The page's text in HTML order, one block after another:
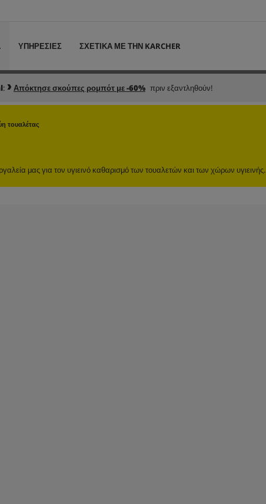
ΥΠΗΡΕΣΙΕΣ ΣΧΕΤΙΚΑ ΜΕ ΤΗΝ KARCHER
: Απόκτησε σκούπες ρομπότ με -60% πριν εξαντληθούν!
τουαλέτας
μας για τον υγιεινό καθαρισμό των τουαλετών και των χώρων υγιεινής.